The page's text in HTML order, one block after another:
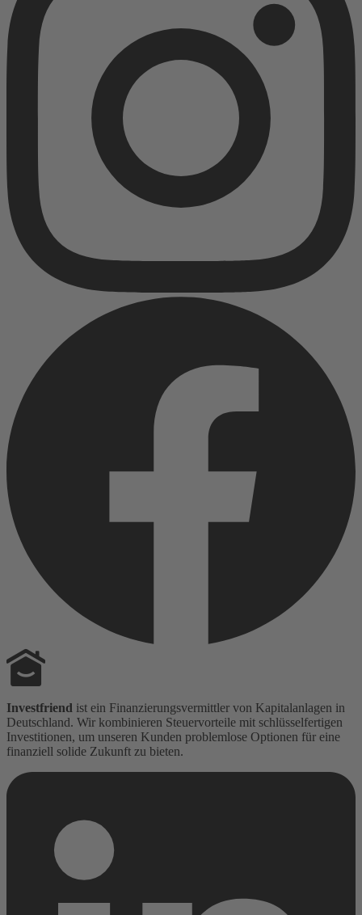
Investfriend ist ein Finanzierungsvermittler von Kapitalanlagen in
Deutschland. Wir kombinieren Steuervorteile mit schlüsselfertigen
Investitionen, um unseren Kunden problemlose Optionen für eine
finanziell solide Zukunft zu bieten.